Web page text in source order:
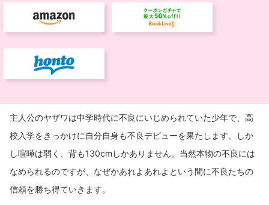
主人公のヤザワは中学時代に不良にいじめられていた少年で、高
校入学をきっかけに自分自身も不良デビューを果たします。しか
し喧嘩は弱く、背も130cmしかありません。当然本物の不良には
なめられるのですが、なぜかあれよあれよという間に不良たちの
信頼を勝ち得ていきます。